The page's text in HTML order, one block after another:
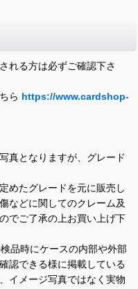
れる方は必ずご確認下さ
ら https://www.cardshop-
真となりますが、グレード
めたグレードを元に販売し
などに関してのクレーム及
でご了承の上お買い上げ下
品時にケースの内部や外部
認できる様に掲載している
イメージ写真ではなく実物